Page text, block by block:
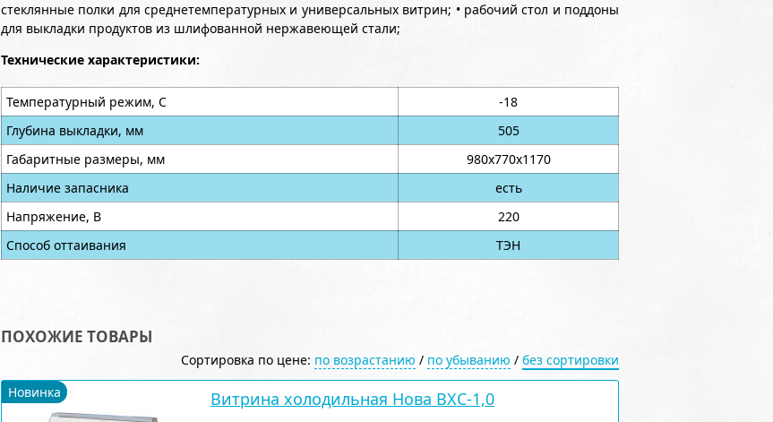
стеклянные полки для среднетемпературных и универсальных витрин; • рабочий стол и поддоны
для выкладки продуктов из шлифованной нержавеющей стали;
Технические характеристики:
Температурный режим, С
-18
Глубина выкладки, мм
505
Габаритные размеры, мм
980х770х1170
Наличие запасника
есть
Напряжение, В
220
Способ оттаивания
ТЭН
ПОХОЖИЕ ТОВАРЫ
Сортировка по цене: по возрастанию / по убыванию / без сортировки
Новинка
Витрина холодильная Нова ВХС-1,0